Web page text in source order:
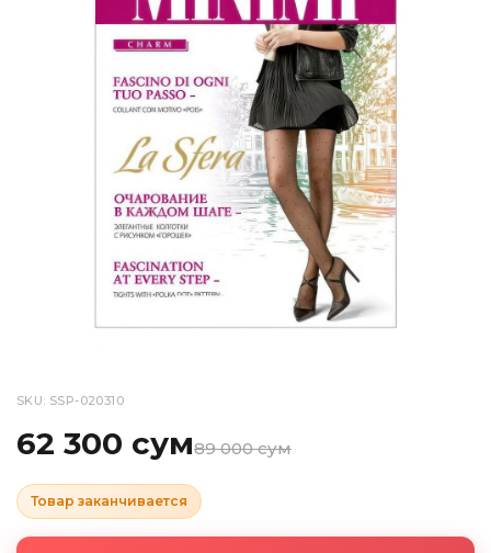
SKU: SSP-020310
62 300 сум89 000 сум
Товар заканчивается